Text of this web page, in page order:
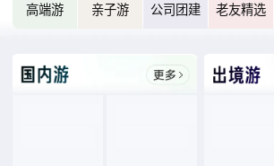
高端游 亲子游 公司团建 老友精选